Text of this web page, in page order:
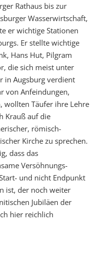
Rathaus bis zur
Wasserwirtschaft,
er wichtige Stationen
Er stellte wichtige
Hans Hut, Pilgram
die sich meist unter
in Augsburg verdient
von Anfeindungen,
wollten Täufer ihre Lehre
Krauß auf die
römisch-
Kirche zu sprechen.
dass das
Versöhnungs­
und nicht Endpunkt
ist, der noch weiter
Jubiläen der
hier reichlich